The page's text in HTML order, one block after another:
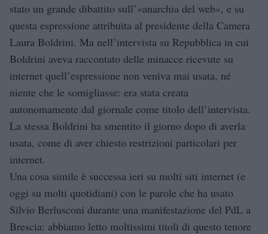
stato un grande dibattito sull’«anarchia del web», e su
questa espressione attribuita al presidente della Camera
Laura Boldrini. Ma nell’intervista su Repubblica in cui
Boldrini aveva raccontato delle minacce ricevute su
internet quell’espressione non veniva mai usata, né
niente che le somigliasse: era stata creata
autonomamente dal giornale come titolo dell’intervista.
La stessa Boldrini ha smentito il giorno dopo di averla
usata, come di aver chiesto restrizioni particolari per
internet.
Una cosa simile è successa ieri su molti siti internet (e
oggi su molti quotidiani) con le parole che ha usato
Silvio Berlusconi durante una manifestazione del PdL a
Brescia: abbiamo letto moltissimi titoli di questo tenore